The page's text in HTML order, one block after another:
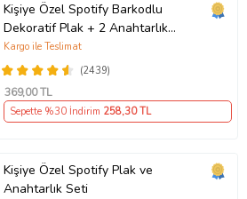
Kişiye Özel Spotify Barkodlu
Dekoratif Plak + 2 Anahtarlık
Babaya Anneye Sevgiliye Arkadaşa
Hediye
(2439)
Kargo ile Teslimat
369,00 TL
Sepette %30 İndirim 258,30 TL
Kişiye Özel Spotify Plak ve
Anahtarlık Seti